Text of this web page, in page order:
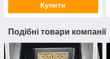
Купити
Подібні товари компанії